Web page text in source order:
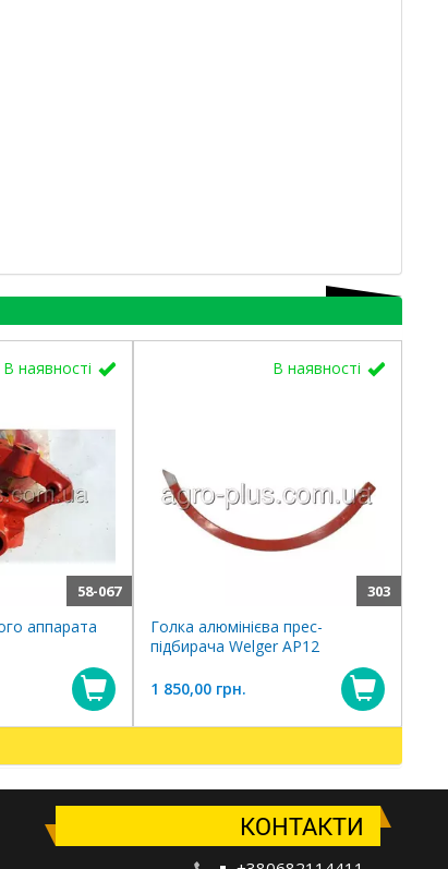
В наявності
58-067
аппарата
Купити
В наявності
303
Голка алюмінієва прес-
підбирача Welger АР12
1 850,00 грн.
КОНТАКТИ